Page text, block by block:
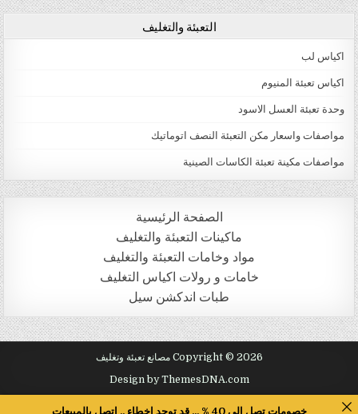
التعبئة والتغليف
اكياس لب
اكياس تعبئة المنيوم
وحدة تعبئة العسل الاسود
مواصفات واسعار مكن التعبئة النصف اتوماتيك
مواصفات مكينة تعبئة الكاسات الصينية
الصفحة الرئيسية
ماكينات التعبئة والتغليف
مواد وخامات التعبئة والتغليف
خامات و رولات اكياس التغليف
طبات اندكشن سيل
Copyright © 2026 مصانع تعبئة وتغليف
Design by ThemesDNA.com
خصومات تصل الى 40 % ... قد توجد اخطاء .. اتصل بالمبيعات